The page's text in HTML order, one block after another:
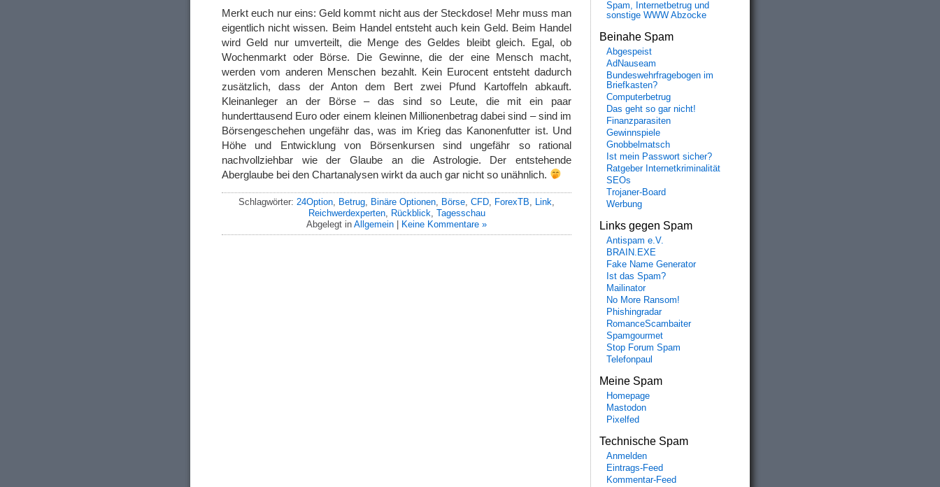
Merkt euch nur eins: Geld kommt nicht aus der Steckdose! Mehr muss man
eigentlich nicht wissen. Beim Handel entsteht auch kein Geld. Beim Handel
wird Geld nur umverteilt, die Menge des Geldes bleibt gleich. Egal, ob
Wochenmarkt oder Börse. Die Gewinne, die der eine Mensch macht,
werden vom anderen Menschen bezahlt. Kein Eurocent entsteht dadurch
zusätzlich, dass der Anton dem Bert zwei Pfund Kartoffeln abkauft.
Kleinanleger an der Börse – das sind so Leute, die mit ein paar
hunderttausend Euro oder einem kleinen Millionenbetrag dabei sind – sind im
Börsengeschehen ungefähr das, was im Krieg das Kanonenfutter ist. Und
Höhe und Entwicklung von Börsenkursen sind ungefähr so rational
nachvollziehbar wie der Glaube an die Astrologie. Der entstehende
Aberglaube bei den Chartanalysen wirkt da auch gar nicht so unähnlich.
Schlagwörter: 24Option, Betrug, Binäre Optionen, Börse, CFD, ForexTB, Link,
Reichwerdexperten, Rückblick, Tagesschau
Abgelegt in Allgemein Keine Kommentare »
Spam, Internetbetrug und
sonstige WWW Abzocke
Beinahe Spam
Abgespeist
AdNauseam
Bundeswehrfragebogen im
Briefkasten?
Computerbetrug
Das geht so gar nicht!
Finanzparasiten
Gewinnspiele
Gnobbelmatsch
Ist mein Passwort sicher?
Ratgeber Internetkriminalität
SEOs
Trojaner-Board
Werbung
Links gegen Spam
Antispam e.V.
BRAIN.EXE
Fake Name Generator
Ist das Spam?
Mailinator
No More Ransom!
Phishingradar
RomanceScambaiter
Spamgourmet
Stop Forum Spam
Telefonpaul
Meine Spam
Homepage
Mastodon
Pixelfed
Technische Spam
Anmelden
Eintrags-Feed
Kommentar-Feed